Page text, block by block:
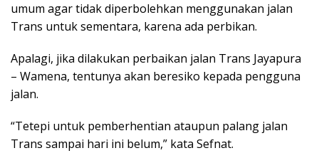
umum agar tidak diperbolehkan menggunakan jalan
Trans untuk sementara, karena ada perbikan.
Apalagi, jika dilakukan perbaikan jalan Trans Jayapura
– Wamena, tentunya akan beresiko kepada pengguna
jalan.
“Tetepi untuk pemberhentian ataupun palang jalan
Trans sampai hari ini belum,” kata Sefnat.